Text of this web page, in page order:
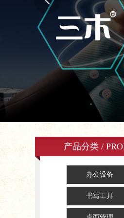
产品分类 /
办公设备
书写工具